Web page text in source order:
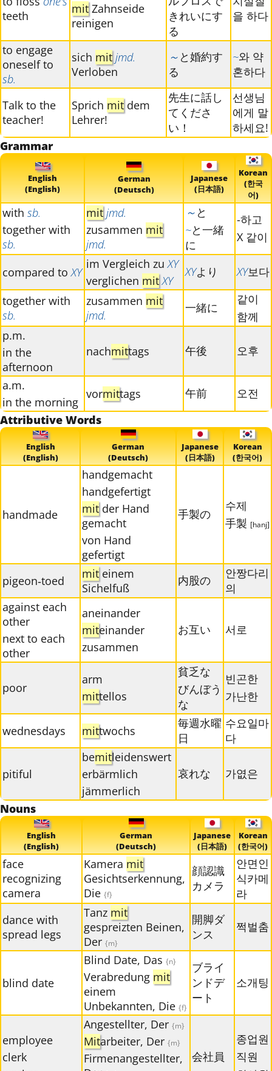
teeth
mit Zahnseide
reinigen
きれいにす
る
을 하다
to engage
oneself to
sb.
sich mit jmd.
Verloben
～ と婚約す
る
~와 약
혼하다
Talk to the
teacher!
Sprich mit dem
Lehrer!
先生に話し
てくださ
い！
선생님
에게 말
하세요!
Grammar
English
(English)
German
(Deutsch)
Japanese
(日本語)
Korean
(한국
어)
with sb.
together with
sb.
mit jmd.
zusammen mit
jmd.
～ と
~と一緒
に
-하고
X 같이
compared toXY
im Vergleich zuXY
verglichen mit XY
XYより XY보다
together with
sb.
zusammen mit
jmd.
一緒に
같이
함께
p.m.
in the
afternoon
nachmittags 午後 오후
a.m.
in the morning
vormittags 午前 오전
Attributive Words
English
(English)
German
(Deutsch)
Japanese
(日本語)
Korean
(한국어)
handmade
handgemacht
handgefertigt
mit der Hand
gemacht
von Hand
gefertigt
手製の
수제
手製 [hanj]
pigeon‐toed mit einem
Sichelfuß
内股の
안짱다리
의
against each
other
next to each
other
aneinander
miteinander
zusammen
お互い 서로
poor
arm
mittellos
貧乏な
びんぼう
な
빈곤한
가난한
wednesdays mittwochs
毎週水曜
日
수요일마
다
pitiful
bemitleidenswert
erbärmlich
jämmerlich
哀れな 가엾은
Nouns
English
(English)
German
(Deutsch)
Japanese
(日本語)
Korean
(한국어)
face
recognizing
camera
Kamera mit
Gesichtserkennung,
Die {f}
顔認識
カメラ
안면인
식카메
라
dance with
spread legs
Tanz mit
gespreizten Beinen,
Der {m}
開脚ダ
ンス
쩍벌춤
blind date
Blind Date, Das {n}
Verabredung mit
einem
Unbekannten, Die {f}
ブライ
ンドデ
ート
소개팅
employee
clerk
Angestellter, Der {m}
Mitarbeiter, Der {m}
Firmenangestellter,
会社員
종업원
직원